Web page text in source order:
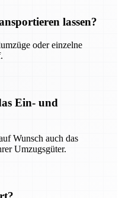
lassen?
oder einzelne
Ein- und
Wunsch auch das
Umzugsgüter.